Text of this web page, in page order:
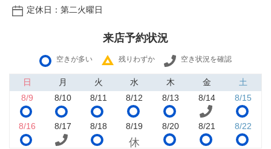
定休日：第二火曜日
来店予約状況
空きが多い 残りわずか 空き状況を確認
日 月 火 水 木 金
土
8/9
8/10 8/11 8/12 8/13 8/14 8/15
8/16 8/17 8/18 8/19 8/20 8/21 8/22